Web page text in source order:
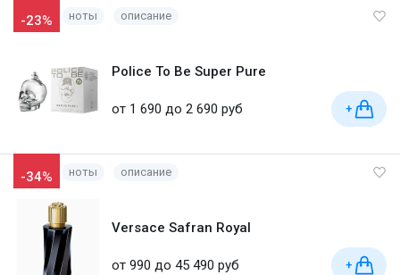
-23% ноты описание
Police To Be Super Pure
от 1 690 до 2 690 руб +
-34% ноты описание
Versace Safran Royal
от 990 до 45 490 руб +